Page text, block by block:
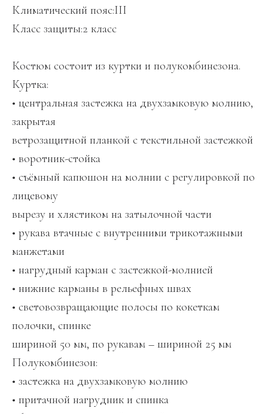
Климатический пояс:III
Класс защиты:2 класс
Костюм состоит из куртки и полукомбинезона.
Куртка:
• центральная застежка на двухзамковую молнию,
закрытая
ветрозащитной планкой с текстильной застежкой
• воротник-стойка
• съёмный капюшон на молнии с регулировкой по
лицевому
вырезу и хлястиком на затылочной части
• рукава втачные с внутренними трикотажными
манжетами
• нагрудный карман с застежкой-молнией
• нижние карманы в рельефных швах
• световозвращающие полосы по кокеткам
полочки, спинке
шириной 50 мм, по рукавам – шириной 25 мм
Полукомбинезон:
• застежка на двухзамковую молнию
• притачной нагрудник и спинка